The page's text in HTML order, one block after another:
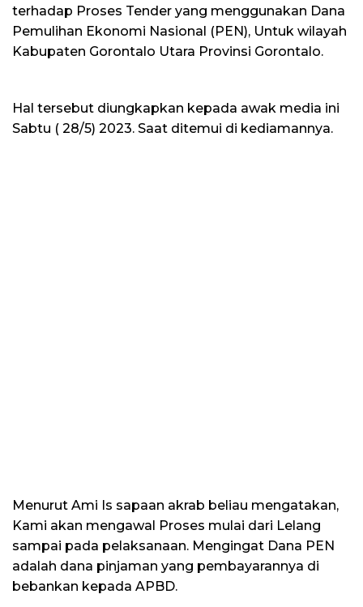
terhadap Proses Tender yang menggunakan Dana
Pemulihan Ekonomi Nasional (PEN), Untuk wilayah
Kabupaten Gorontalo Utara Provinsi Gorontalo.
Hal tersebut diungkapkan kepada awak media ini
Sabtu ( 28/5) 2023. Saat ditemui di kediamannya.
Menurut Ami Is sapaan akrab beliau mengatakan,
Kami akan mengawal Proses mulai dari Lelang
sampai pada pelaksanaan. Mengingat Dana PEN
adalah dana pinjaman yang pembayarannya di
bebankan kepada APBD.